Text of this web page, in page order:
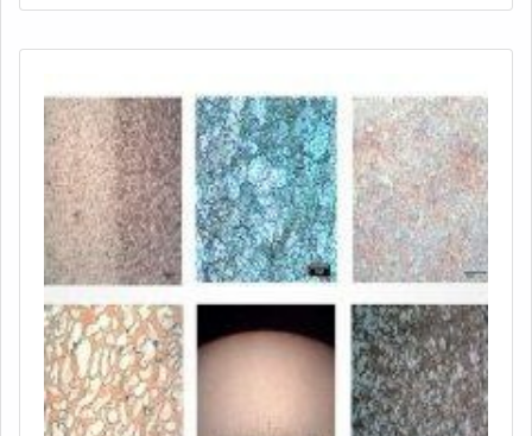
Registro de Qualificação do Soldador (RQS);